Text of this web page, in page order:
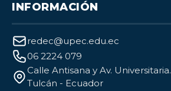
INFORMACIÓN
redec@upec.edu.ec
06 2224 079
Calle Antisana y Av. Universitaria.
Tulcán - Ecuador